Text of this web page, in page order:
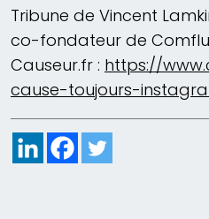
Tribune de Vincent
co-fondateur de
Causeur.fr : https://
cause-toujours-